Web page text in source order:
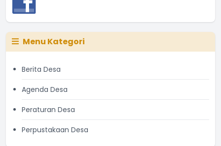
Menu Kategori
Berita Desa
Agenda Desa
Peraturan Desa
Perpustakaan Desa